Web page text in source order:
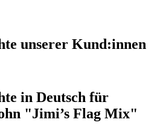
unserer Kund:innen
in Deutsch für
"Jimi’s Flag Mix"